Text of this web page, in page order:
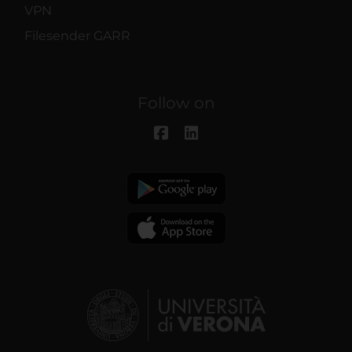
VPN
Filesender GARR
Follow on